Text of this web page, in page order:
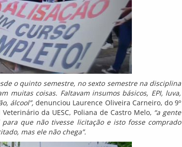
o quinto semestre, no sexto semestre na disciplina
muitas coisas. Faltavam insumos básicos, EPI, luva,
álcool”, denunciou Laurence Oliveira Carneiro, do 9º
da UESC, Poliana de Castro Melo, “a gente
que não tivesse licitação e isto fosse comprado
mas ele não chega”.